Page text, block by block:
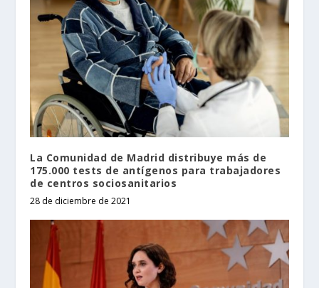
La Comunidad de Madrid distribuye más de
175.000 tests de antígenos para trabajadores
de centros sociosanitarios
28 de diciembre de 2021